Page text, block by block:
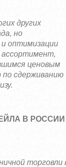
других
но
оптимизации
ассортимент,
ценовым
по сдерживанию
В РОССИИ
торговли